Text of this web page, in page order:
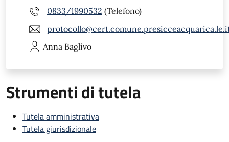
0833/1990532 (Telefono)
Anna Baglivo
Strumenti di tutela
Tutela amministrativa
Tutela giurisdizionale